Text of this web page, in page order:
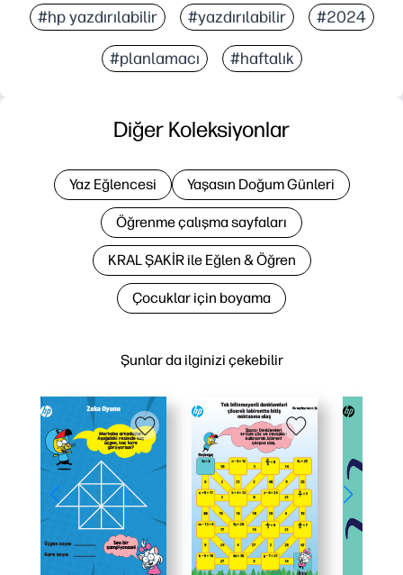
#hp yazdırılabilir #yazdırılabilir #2024
#planlamacı #haftalık
Şunlar da ilginizi çekebilir
Diğer Koleksiyonlar
Yaz Eğlencesi Yaşasın Doğum Günleri
Öğrenme çalışma sayfaları
KRAL ŞAKİR ile Eğlen & Öğren
Çocuklar için boyama